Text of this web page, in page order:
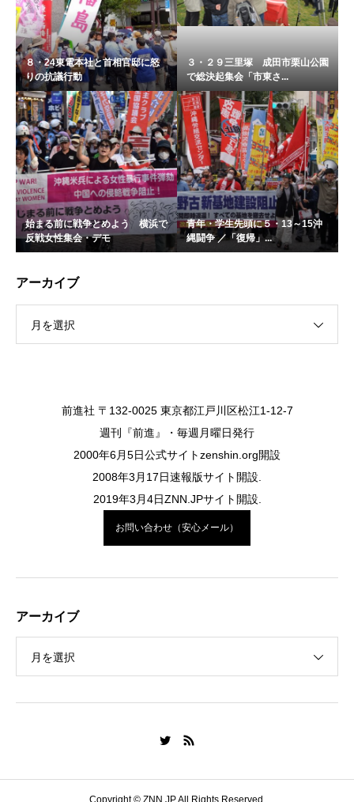
８・24東電本社と首相官邸に怒
りの抗議行動
３・２９三里塚 成田市栗山公園
で総決起集会「市東さ...
始まる前に戦争とめよう 横浜で
反戦女性集会・デモ
青年・学生先頭に５・13～15沖
縄闘争 ／「復帰」...
アーカイブ
月を選択
前進社 〒132-0025 東京都江戸川区松江1-12-7
週刊『前進』・毎週月曜日発行
2000年6月5日公式サイトzenshin.org開設
2008年3月17日速報版サイト開設.
2019年3月4日ZNN.JPサイト開設.
お問い合わせ（安心メール）
アーカイブ
月を選択
Copyright © ZNN.JP All Rights Reserved.